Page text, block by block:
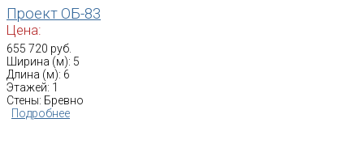
Проект ОБ-83
Цена:
655 720 руб.
Ширина (м): 5
Длина (м): 6
Этажей: 1
Стены: Бревно
Подробнее